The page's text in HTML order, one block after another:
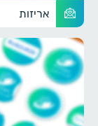
אריזות